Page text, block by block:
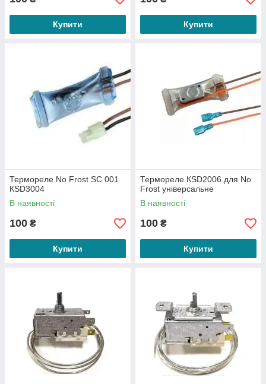
Купити Купити
Термореле No Frost SC 001
КSD3004
В наявності
100 ₴
Купити
Термореле КSD2006 для No
Frost універсальне
В наявності
100 ₴
Купити